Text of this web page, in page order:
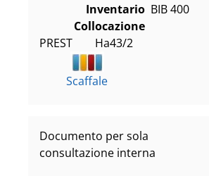
Inventario BIB 400
Collocazione
PREST        Ha43/2
Scaffale
Documento per sola
consultazione interna